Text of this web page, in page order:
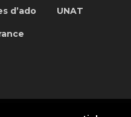
d’ado UNAT